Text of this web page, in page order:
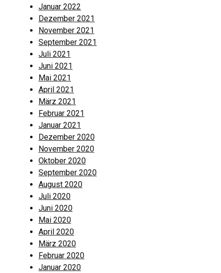
Januar 2022
Dezember 2021
November 2021
September 2021
Juli 2021
Juni 2021
Mai 2021
April 2021
März 2021
Februar 2021
Januar 2021
Dezember 2020
November 2020
Oktober 2020
September 2020
August 2020
Juli 2020
Juni 2020
Mai 2020
April 2020
März 2020
Februar 2020
Januar 2020